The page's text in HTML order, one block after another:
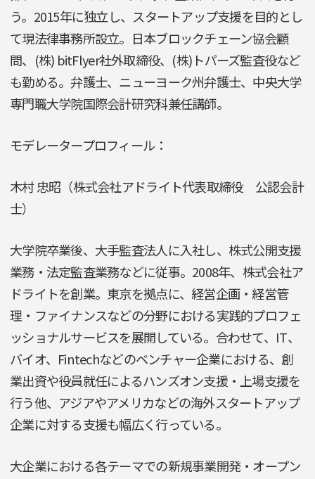
う。2015年に独立し、スタートアップ支援を目的とし
て現法律事務所設立。日本ブロックチェーン協会顧
問、(株) bitFlyer社外取締役、(株)トパーズ監査役など
も勤める。弁護士、ニューヨーク州弁護士、中央大学
専門職大学院国際会計研究科兼任講師。
モデレータープロフィール：
木村 忠昭（株式会社アドライト代表取締役 公認会計
士）
大学院卒業後、大手監査法人に入社し、株式公開支援
業務・法定監査業務などに従事。2008年、株式会社ア
ドライトを創業。東京を拠点に、経営企画・経営管
理・ファイナンスなどの分野における実践的プロフェ
ッショナルサービスを展開している。合わせて、IT、
バイオ、Fintechなどのベンチャー企業における、創
業出資や役員就任によるハンズオン支援・上場支援を
行う他、アジアやアメリカなどの海外スタートアップ
企業に対する支援も幅広く行っている。
大企業における各テーマでの新規事業開発・オープン